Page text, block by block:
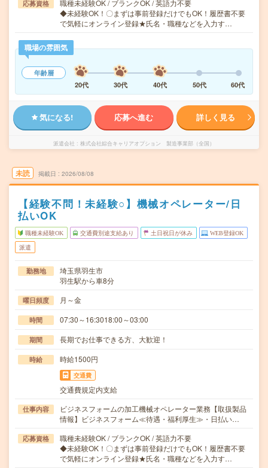
応募資格
職種未経験OK / ブランクOK / 英語力不要
◆未経験OK！〇まずは事前登録だけでもOK！履歴書不要
で気軽にオンライン登録★氏名・職種などを入力す…
職場の雰囲気
年齢層
20代
30代 40代 50代 60代
気になる! 応募へ進む 詳しく見る
派遣会社 株式会社綜合キャリアオプション 製造事業部（全国）
未読 掲載日 2026/08/08
【経験不問！未経験○】機械オペレーター/日
払いOK
職種未経験OK 交通費別途支給あり 土日祝日が休み WEB登録OK
派遣
勤務地
埼玉県羽生市
羽生駅から車8分
曜日頻度 月～金
時間 07:30～16:3018:00～03:00
期間 長期でお仕事できる方、大歓迎！
時給 時給1500円
交通費
交通費規定内支給
仕事内容
ビジネスフォームの加工機械オペレーター業務【取扱製品
情報】ビジネスフォーム≪待遇・福利厚生≫・日払い…
応募資格
職種未経験OK / ブランクOK / 英語力不要
◆未経験OK！〇まずは事前登録だけでもOK！履歴書不要
で気軽にオンライン登録★氏名・職種などを入力す…